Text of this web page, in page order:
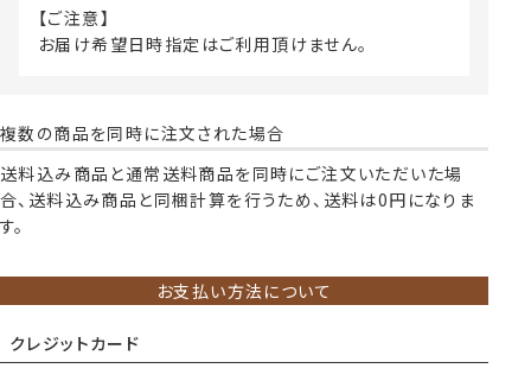
【ご注意】
お届け希望日時指定はご利用頂けません。
複数の商品を同時に注文された場合
送料込み商品と通常送料商品を同時にご注文いただいた場
合、送料込み商品と同梱計算を行うため、送料は0円になりま
す。
お支払い方法について
クレジットカード